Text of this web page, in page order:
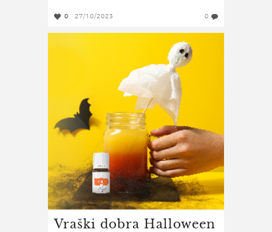
0 27/10/2023 0
Vraški dobra Halloween